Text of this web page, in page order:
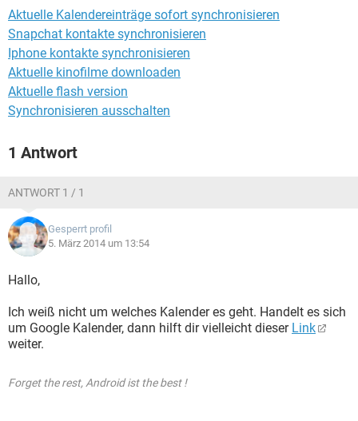
Aktuelle Kalendereinträge sofort synchronisieren
Snapchat kontakte synchronisieren
Iphone kontakte synchronisieren
Aktuelle kinofilme downloaden
Aktuelle flash version
Synchronisieren ausschalten
1 Antwort
ANTWORT 1 / 1
Gesperrt profil
5. März 2014 um 13:54
Hallo,
Ich weiß nicht um welches Kalender es geht. Handelt es sich
um Google Kalender, dann hilft dir vielleicht dieser Link
weiter.
Forget the rest, Android ist the best !